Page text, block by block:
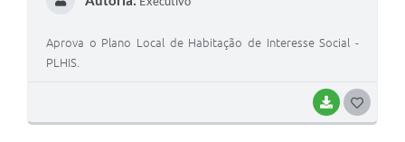
BAIXAR
Aprova o Plano Local de Habitação de Interesse Social -
PLHIS.